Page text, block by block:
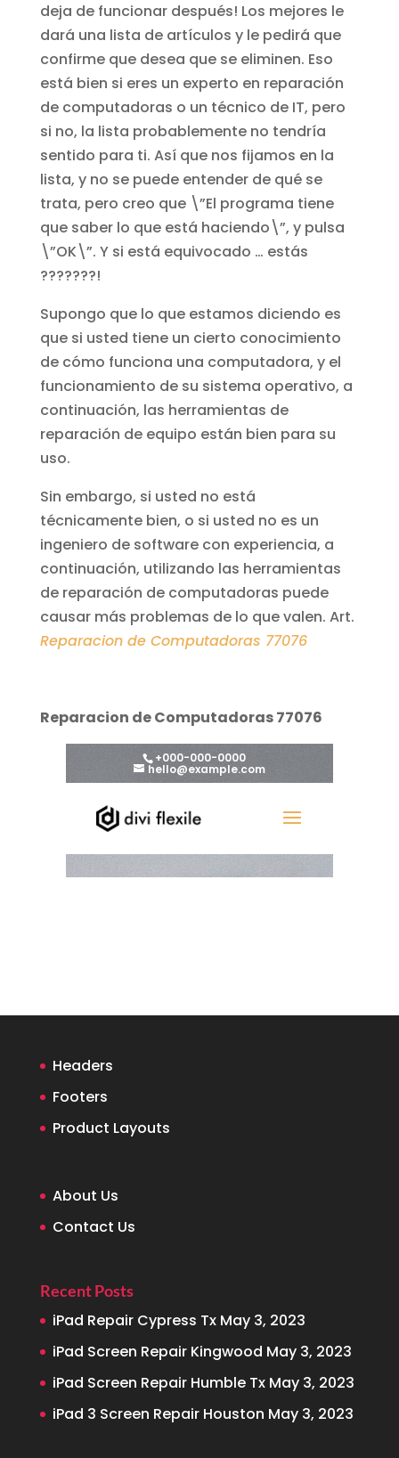
deja de funcionar después! Los mejores le
dará una lista de artículos y le pedirá que
confirme que desea que se eliminen. Eso
está bien si eres un experto en reparación
de computadoras o un técnico de IT, pero
si no, la lista probablemente no tendría
sentido para ti. Así que nos fijamos en la
lista, y no se puede entender de qué se
trata, pero creo que \”El programa tiene
que saber lo que está haciendo\”, y pulsa
\”OK\”. Y si está equivocado … estás
???????!
Supongo que lo que estamos diciendo es
que si usted tiene un cierto conocimiento
de cómo funciona una computadora, y el
funcionamiento de su sistema operativo, a
continuación, las herramientas de
reparación de equipo están bien para su
uso.
Sin embargo, si usted no está
técnicamente bien, o si usted no es un
ingeniero de software con experiencia, a
continuación, utilizando las herramientas
de reparación de computadoras puede
causar más problemas de lo que valen. Art.
Reparacion de Computadoras 77076
Reparacion de Computadoras 77076
Headers
Footers
Product Layouts
About Us
Contact Us
Recent Posts
iPad Repair Cypress Tx May 3, 2023
iPad Screen Repair Kingwood May 3, 2023
iPad Screen Repair Humble Tx May 3, 2023
iPad 3 Screen Repair Houston May 3, 2023